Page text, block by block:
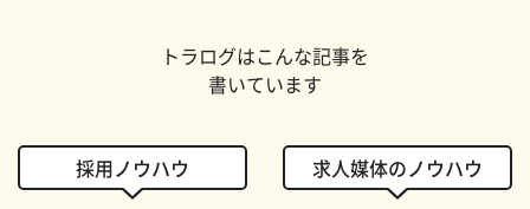
トラログはこんな記事を
書いています
採用ノウハウ 求人媒体のノウハウ